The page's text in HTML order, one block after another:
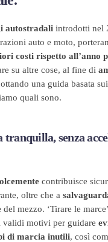
autostradali introdotti nel
auto e moto,
costi rispetto all’anno
su altre cose, al fine di
una guida basata
quali sono.
senza
contribuisce
oltre che a
del mezzo. ‘Tirare le
motivi per guidare
di marcia inutili, così